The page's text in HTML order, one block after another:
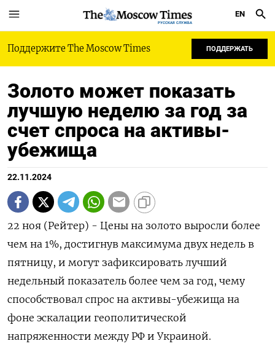
РУССКАЯ СЛУЖБА
EN
Поддержите The Moscow Times ПОДДЕРЖАТЬ
Золото может показать
лучшую неделю за год за
счет спроса на активы-
убежища
22.11.2024
22 ноя (Рейтер) - Цены на золото выросли более
чем на 1%, достигнув максимума двух недель в
пятницу, и могут зафиксировать лучший
недельный показатель более чем за год, чему
способствовал спрос на активы-убежища на
фоне эскалации геополитической
напряженности между РФ и Украиной.